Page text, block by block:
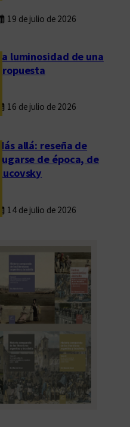
19 de julio de 2026
La luminosidad de una
propuesta
16 de julio de 2026
Más allá: reseña de
Fugarse de época, de
Rucovsky
14 de julio de 2026